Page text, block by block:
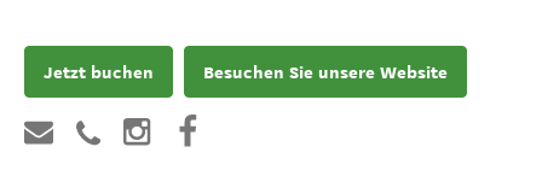
Jetzt buchen Besuchen Sie unsere Website